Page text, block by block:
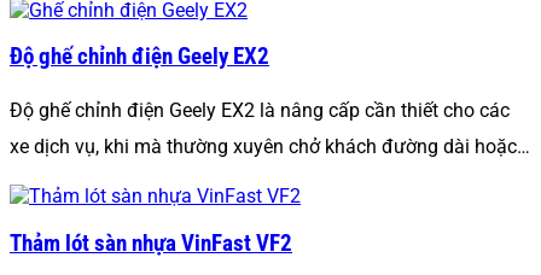
Độ ghế chỉnh điện Geely EX2
Độ ghế chỉnh điện Geely EX2 là nâng cấp cần thiết cho các
xe dịch vụ, khi mà thường xuyên chở khách đường dài hoặc…
Thảm lót sàn nhựa VinFast VF2